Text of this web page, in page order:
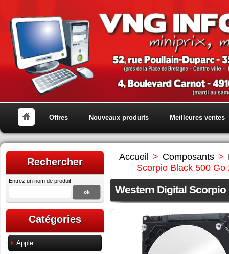
Offres Nouveaux produits Meilleures ventes
Rechercher
Entrez un nom de produit
Catégories
Apple
Accueil > Composants >
Scorpio Black 500 Go
Western Digital Scorpio
Serial ATA III